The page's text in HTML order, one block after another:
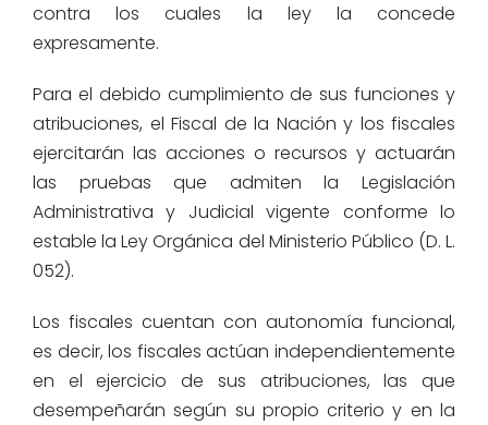
contra los cuales la ley la concede
expresamente.
Para el debido cumplimiento de sus funciones y
atribuciones, el Fiscal de la Nación y los fiscales
ejercitarán las acciones o recursos y actuarán
las pruebas que admiten la Legislación
Administrativa y Judicial vigente conforme lo
estable la Ley Orgánica del Ministerio Público (D. L.
052).
Los fiscales cuentan con autonomía funcional,
es decir, los fiscales actúan independientemente
en el ejercicio de sus atribuciones, las que
desempeñarán según su propio criterio y en la